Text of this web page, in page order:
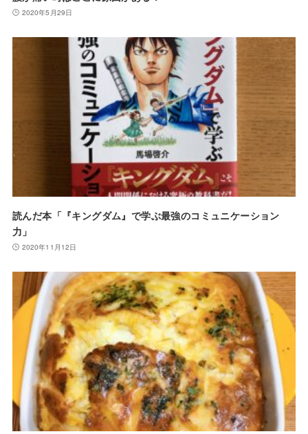
2020年5月29日
読んだ本「『キングダム』で学ぶ最強のコミュニケーション
力」
2020年11月12日